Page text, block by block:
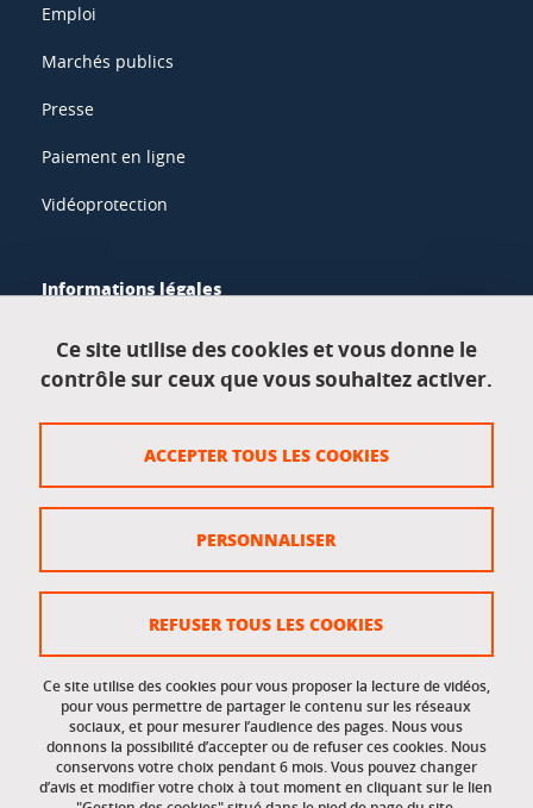
Emploi
Marchés publics
Presse
Paiement en ligne
Vidéoprotection
Informations légales
Données personnelles
Crédits
Gestion des cookies
Accessibilité : non conforme
Accès réservés
Intranet des étudiants et des personnels
Ce site utilise des cookies et vous donne le
contrôle sur ceux que vous souhaitez activer.
Ce site utilise des cookies pour vous proposer la lecture de vidéos,
pour vous permettre de partager le contenu sur les réseaux
sociaux, et pour mesurer l’audience des pages. Nous vous
donnons la possibilité d’accepter ou de refuser ces cookies. Nous
conservons votre choix pendant 6 mois. Vous pouvez changer
d’avis et modifier votre choix à tout moment en cliquant sur le lien
ACCEPTER TOUS LES COOKIES
REFUSER TOUS LES COOKIES
PERSONNALISER